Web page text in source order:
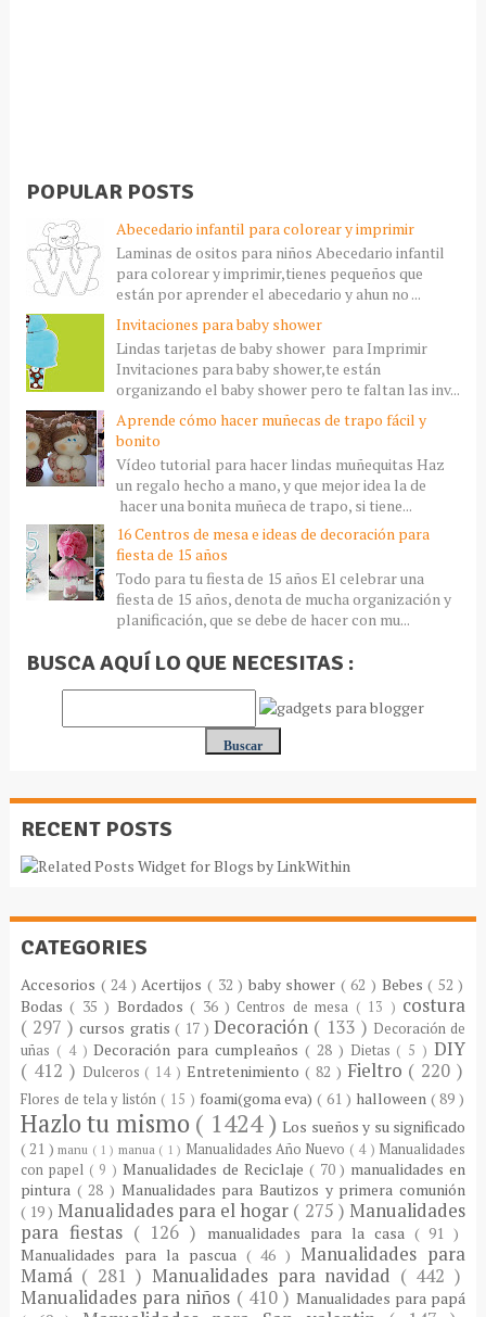
POPULAR POSTS
Abecedario infantil para colorear y imprimir
Laminas de ositos para niños Abecedario infantil
para colorear y imprimir,tienes pequeños que
están por aprender el abecedario y ahun no ...
Invitaciones para baby shower
Lindas tarjetas de baby shower para Imprimir
Invitaciones para baby shower,te están
organizando el baby shower pero te faltan las inv...
Aprende cómo hacer muñecas de trapo fácil y
bonito
Vídeo tutorial para hacer lindas muñequitas Haz
un regalo hecho a mano, y que mejor idea la de
hacer una bonita muñeca de trapo, si tiene...
16 Centros de mesa e ideas de decoración para
fiesta de 15 años
Todo para tu fiesta de 15 años El celebrar una
fiesta de 15 años, denota de mucha organización y
planificación, que se debe de hacer con mu...
BUSCA AQUÍ LO QUE NECESITAS :
RECENT POSTS
CATEGORIES
Accesorios ( 24 )Acertijos ( 32 ) baby shower ( 62 ) Bebes( 52 )
Bodas( 35 ) Bordados( 36 ) Centros de mesa ( 13 ) costura
( 297 )cursos gratis ( 17 )Decoración ( 133 ) Decoración de
uñas ( 4 )Decoración para cumpleaños( 28 ) Dietas ( 5 )DIY
( 412 ) Dulceros ( 14 )Entretenimiento ( 82 ) Fieltro ( 220 )
Flores de tela y listón ( 15 ) foami(goma eva)( 61 ) halloween ( 89 )
Hazlo tu mismo ( 1424 )Los sueños y su significado
( 21 )manu ( 1 ) manua ( 1 ) Manualidades Año Nuevo ( 4 ) Manualidades
con papel ( 9 )Manualidades de Reciclaje ( 70 ) manualidades en
pintura ( 28 ) Manualidades para Bautizos y primera comunión
( 19 ) Manualidades para el hogar ( 275 )Manualidades
para fiestas ( 126 ) manualidades para la casa ( 91 )
Manualidades para la pascua ( 46 )Manualidades para
Mamá ( 281 ) Manualidades para navidad ( 442 )
Manualidades para niños ( 410 ) Manualidades para papá